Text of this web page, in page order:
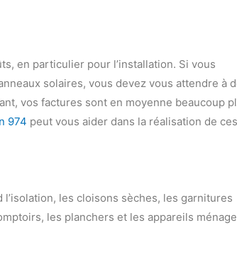
en particulier pour l’installation. Si vous
solaires, vous devez vous attendre à
vos factures sont en moyenne beaucoup
974 peut vous aider dans la réalisation de ces
les cloisons sèches, les garnitures
les planchers et les appareils